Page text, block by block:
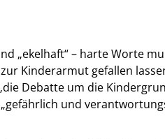
„ekelhaft“ – harte Worte
Kinderarmut gefallen
Debatte um die
und